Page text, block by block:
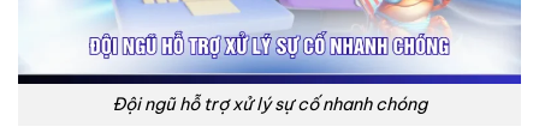
Đội ngũ hỗ trợ xử lý sự cố nhanh chóng